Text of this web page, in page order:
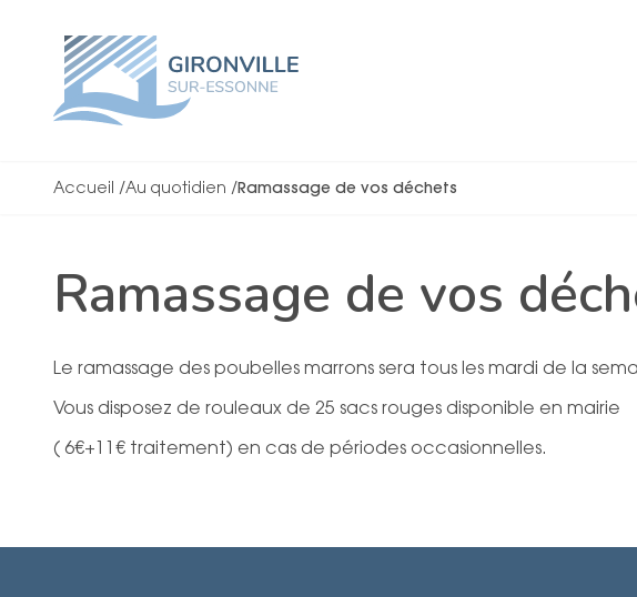
Accueil /Au quotidien /Ramassage de vos déchets
Ramassage de vos
Le ramassage des poubelles marrons sera tous les mardi de la
Vous disposez de rouleaux de 25 sacs rouges disponible en mairie
( 6€+11€ traitement) en cas de périodes occasionnelles.